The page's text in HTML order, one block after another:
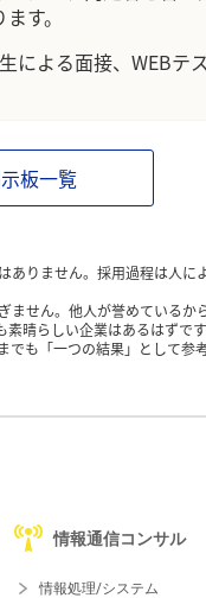
す。
による面接、WEBテ
板一覧
りません。採用過程は人に
せん。他人が誉めているか
晴らしい企業はあるはずです
も「一つの結果」として参
情報通信コンサル
情報処理/システム